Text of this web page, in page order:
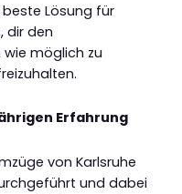
Lösung für
dir den
möglich zu
Erfahrung
von Karlsruhe
und dabei